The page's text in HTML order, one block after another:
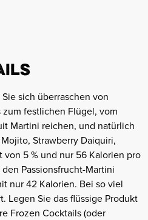
sich überraschen von
festlichen Flügel, vom
Martini reichen, und natürlich
Strawberry Daiquiri,
5 % und nur 56 Kalorien pro
Passionsfrucht-Martini
nur 42 Kalorien. Bei so viel
Legen Sie das flüssige Produkt
Frozen Cocktails (oder